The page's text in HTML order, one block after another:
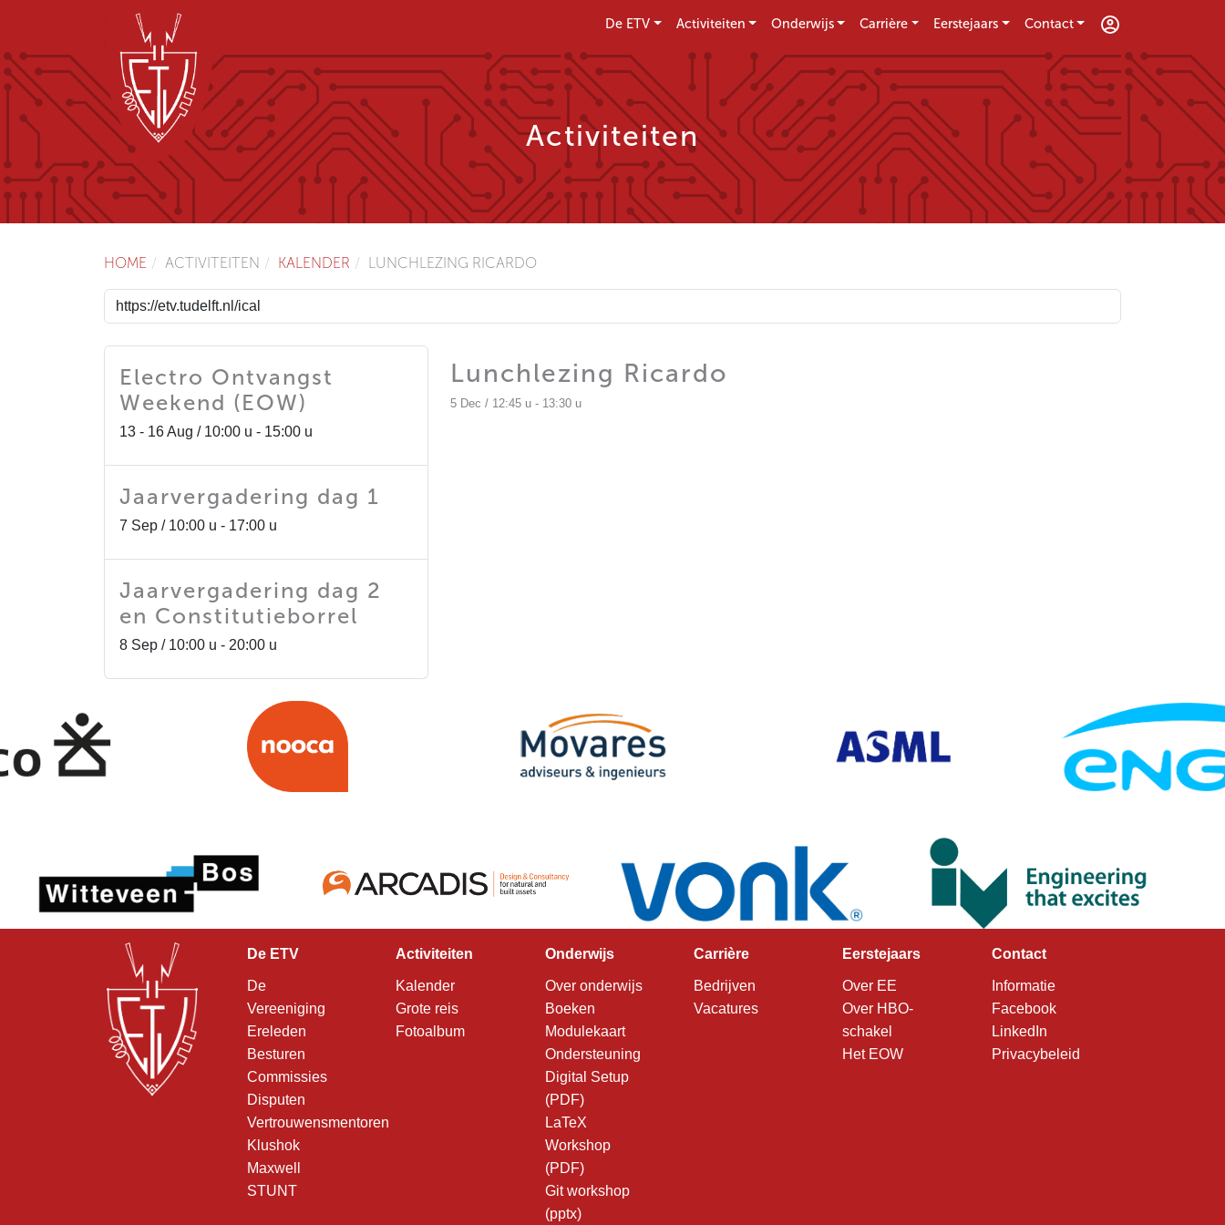
De ETV Activiteiten Onderwijs Carrière Eerstejaars Contact
Activiteiten
HOME ACTIVITEITEN KALENDER LUNCHLEZING RICARDO
Electro Ontvangst
Weekend (EOW)
13 - 16 Aug / 10:00 u - 15:00 u
Jaarvergadering dag 1
7 Sep / 10:00 u - 17:00 u
Jaarvergadering dag 2
en Constitutieborrel
8 Sep / 10:00 u - 20:00 u
Lunchlezing Ricardo
5 Dec / 12:45 u - 13:30 u
De ETV
De
Vereeniging
Ereleden
Besturen
Commissies
Disputen
Vertrouwensmentoren
Klushok
Maxwell
STUNT
Activiteiten
Kalender
Grote reis
Fotoalbum
Onderwijs
Over onderwijs
Boeken
Modulekaart
Ondersteuning
Digital Setup
(PDF)
LaTeX
Workshop
(PDF)
Git workshop
(pptx)
Carrière
Bedrijven
Vacatures
Eerstejaars
Over EE
Over HBO-
schakel
Het EOW
Contact
Informatie
Facebook
LinkedIn
Privacybeleid